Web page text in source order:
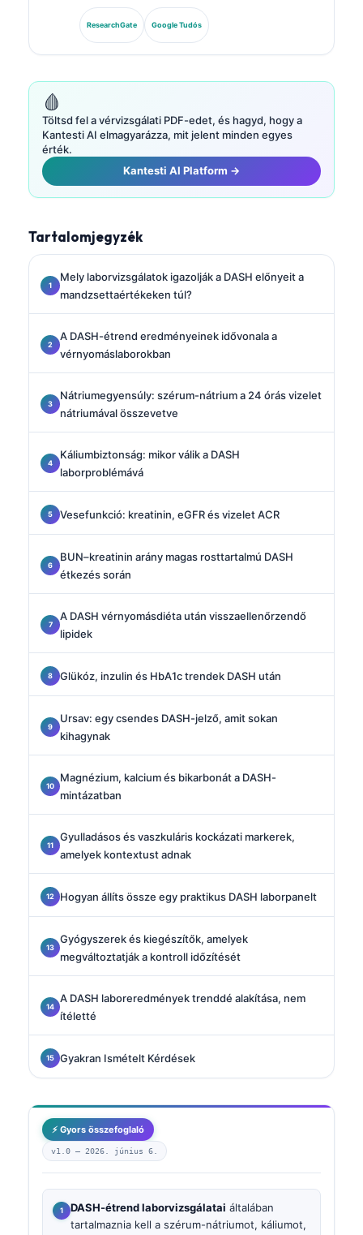
orvostudományban és a biomarker-kutatásban. A
Német Klinikai Kémiai Társaság korábbi elnöke, és a
diagnosztikai panel-elemzésre, a biomarkerek
specializálódott.
ResearchGate Google Tudós
🩸
Töltsd fel a vérvizsgálati PDF-edet, és hagyd, hogy a
Kantesti AI elmagyarázza, mit jelent minden egyes
érték.
Kantesti AI Platform →
Tartalomjegyzék
Mely laborvizsgálatok igazolják a DASH előnyeit a
mandzsettaértékeken túl?
A DASH-étrend eredményeinek idővonala a
vérnyomáslaborokban
Nátriumegyensúly: szérum-nátrium a 24 órás vizelet
nátriumával összevetve
Káliumbiztonság: mikor válik a DASH
laborproblémává
Vesefunkció: kreatinin, eGFR és vizelet ACR
BUN–kreatinin arány magas rosttartalmú DASH
étkezés során
A DASH vérnyomásdiéta után visszaellenőrzendő
lipidek
Glükóz, inzulin és HbA1c trendek DASH után
Ursav: egy csendes DASH-jelző, amit sokan
kihagynak
Magnézium, kalcium és bikarbonát a DASH-
mintázatban
Gyulladásos és vaszkuláris kockázati markerek,
amelyek kontextust adnak
Hogyan állíts össze egy praktikus DASH laborpanelt
Gyógyszerek és kiegészítők, amelyek
megváltoztatják a kontroll időzítését
A DASH laboreredmények trenddé alakítása, nem
ítéletté
Gyakran Ismételt Kérdések
⚡ Gyors összefoglaló
v1.0 — 2026. június 6.
DASH-étrend laborvizsgálatai általában
tartalmaznia kell a szérum-nátriumot, káliumot,